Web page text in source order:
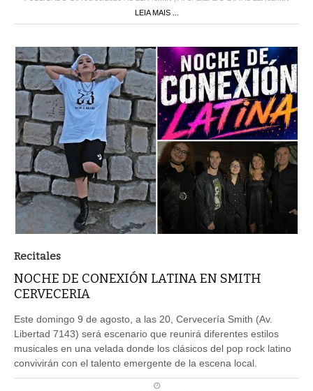
LEIA MAIS ...
Recitales
NOCHE DE CONEXIÓN LATINA EN SMITH
CERVECERIA
Este domingo 9 de agosto, a las 20, Cervecería Smith (Av.
Libertad 7143) será escenario que reunirá diferentes estilos
musicales en una velada donde los clásicos del pop rock latino
convivirán con el talento emergente de la escena local.